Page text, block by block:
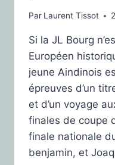
Par Laurent Tissot
Si la JL Bourg
Européen
jeune Aindinois
épreuves d’un
et d’un voyage
finales de coupe
finale nationale
benjamin, et